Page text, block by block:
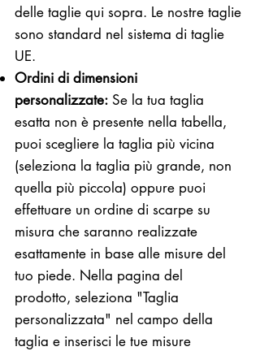
delle taglie qui sopra. Le nostre taglie
sono standard nel sistema di taglie
UE.
Ordini di dimensioni
personalizzate: Se la tua taglia
esatta non è presente nella tabella,
puoi scegliere la taglia più vicina
(seleziona la taglia più grande, non
quella più piccola) oppure puoi
effettuare un ordine di scarpe su
misura che saranno realizzate
esattamente in base alle misure del
tuo piede. Nella pagina del
prodotto, seleziona "Taglia
personalizzata" nel campo della
taglia e inserisci le tue misure